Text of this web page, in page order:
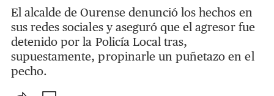
El alcalde de Ourense denunció los hechos en
sus redes sociales y aseguró que el agresor fue
detenido por la Policía Local tras,
supuestamente, propinarle un puñetazo en el
pecho.